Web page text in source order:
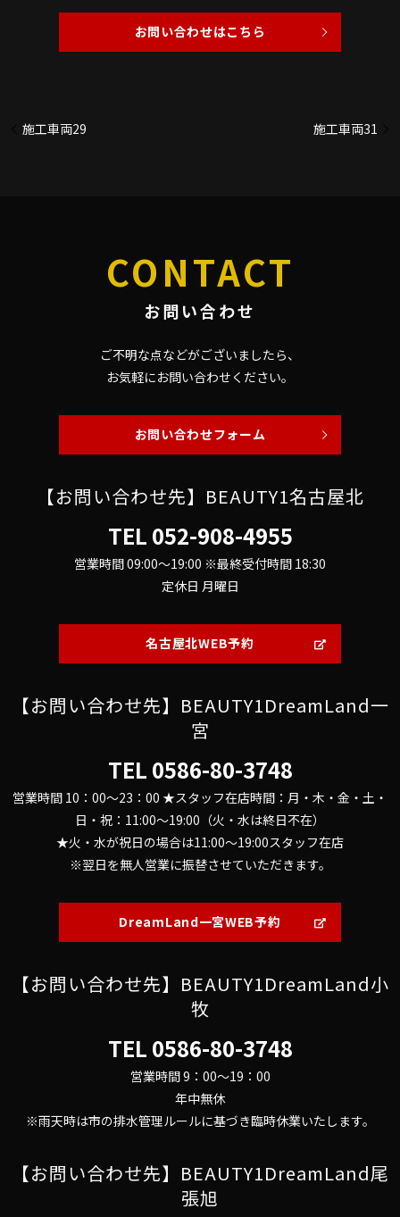
お問い合わせはこちら
施工車両29 施工車両31
CONTACT
お問い合わせ
ご不明な点などがございましたら、
お気軽にお問い合わせください。
お問い合わせフォーム
【お問い合わせ先】BEAUTY1名古屋北
TEL 052-908-4955
営業時間 09:00～19:00 ※最終受付時間 18:30
定休日 月曜日
名古屋北WEB予約
【お問い合わせ先】BEAUTY1DreamLand一
宮
TEL 0586-80-3748
営業時間 10：00～23：00 ★スタッフ在店時間：月・木・金・土・
日・祝：11:00～19:00（火・水は終日不在）
★火・水が祝日の場合は11:00～19:00スタッフ在店
※翌日を無人営業に振替させていただきます。
DreamLand一宮WEB予約
【お問い合わせ先】BEAUTY1DreamLand小
牧
TEL 0586-80-3748
営業時間 9：00～19：00
年中無休
※雨天時は市の排水管理ルールに基づき臨時休業いたします。
【お問い合わせ先】BEAUTY1DreamLand尾
張旭